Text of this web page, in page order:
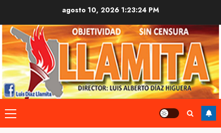
content
agosto 10, 2026 1:23:25 PM
Primary
Menu